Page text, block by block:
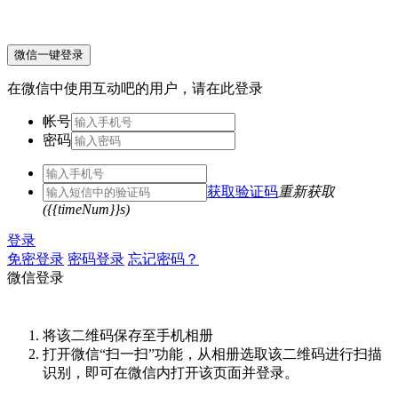
微信一键登录
在微信中使用互动吧的用户，请在此登录
帐号
密码
获取验证码重新获取
({{timeNum}}s)
登录
免密登录 密码登录 忘记密码？
微信登录
将该二维码保存至手机相册
打开微信“扫一扫”功能，从相册选取该二维码进行扫描
识别，即可在微信内打开该页面并登录。